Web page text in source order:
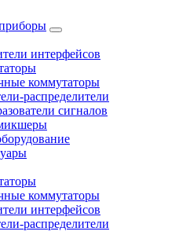
интерфейсов
коммутаторы
распределители
сигналов
коммутаторы
интерфейсов
распределители